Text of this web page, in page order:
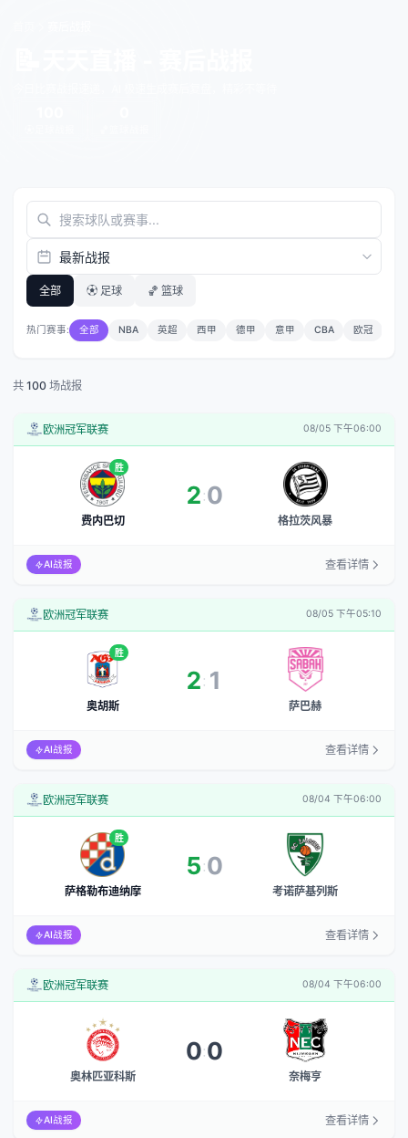
全部 ⚽ 足球 🏀 篮球
热门赛事: 全部 NBA 英超 西甲 德甲 意甲 CBA 欧冠
共 100 场战报
欧洲冠军联赛 08/05 下午06:00
胜
费内巴切
2:0
格拉茨风暴
AI战报 查看详情
欧洲冠军联赛 08/05 下午05:10
胜
奥胡斯
2: 1
萨巴赫
AI战报 查看详情
欧洲冠军联赛 08/04 下午06:00
胜
萨格勒布迪纳摩
5:0
考诺萨基列斯
AI战报 查看详情
欧洲冠军联赛 08/04 下午06:00
奥林匹亚科斯
0:0
奈梅亨
AI战报 查看详情